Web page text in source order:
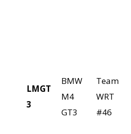
LMGT
3
BMW
M4
GT3
Team
WRT
#46